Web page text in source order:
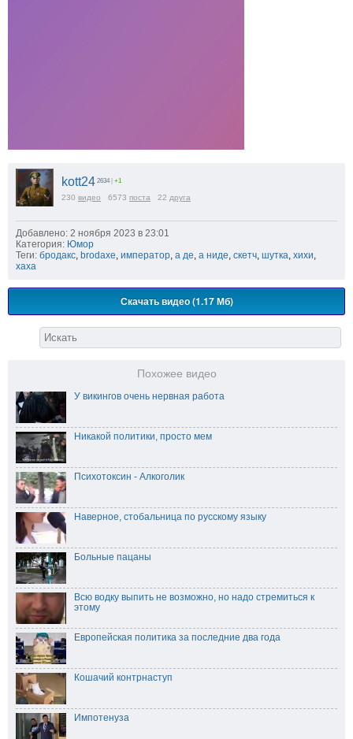
kott24 2634 | +1
230 видео 6573 поста 22 друга
Добавлено: 2 ноября 2023 в 23:01
Категория: Юмор
Теги: бродакс brodaxe император а де а ниде скетч шутка хихи
хаха
Скачать видео (1.17 Мб)
Похожее видео
У викингов очень нервная работа
Никакой политики, просто мем
Психотоксин - Алкоголик
Наверное, стобальница по русскому языку
Больные пацаны
Всю водку выпить не возможно, но надо стремиться к
этому
Европейская политика за последние два года
Кошачий контрнаступ
Импотенуза